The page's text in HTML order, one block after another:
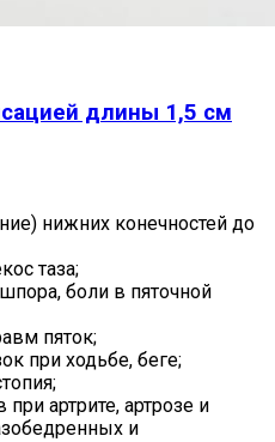
длины 1,5 см
нижних конечностей до
таза;
боли в пяточной
пяток;
при ходьбе, беге;
артрите, артрозе и
и